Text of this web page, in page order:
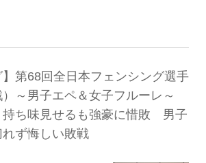
】第68回全日本フェンシング選手
～男子エペ＆女子フルーレ～
持ち味見せるも強豪に惜敗 男子
ず悔しい敗戦